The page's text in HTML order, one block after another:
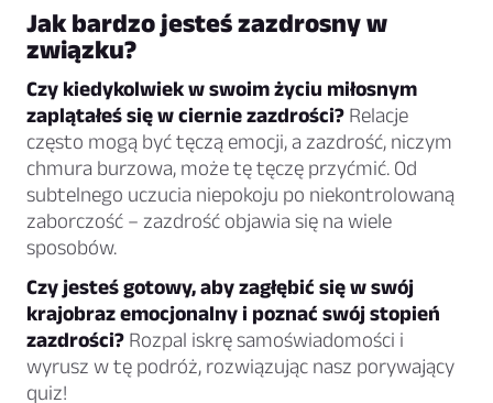
Jak bardzo jesteś zazdrosny w
związku?
Czy kiedykolwiek w swoim życiu miłosnym
zaplątałeś się w ciernie zazdrości? Relacje
często mogą być tęczą emocji, a zazdrość, niczym
chmura burzowa, może tę tęczę przyćmić. Od
subtelnego uczucia niepokoju po niekontrolowaną
zaborczość – zazdrość objawia się na wiele
sposobów.
Czy jesteś gotowy, aby zagłębić się w swój
krajobraz emocjonalny i poznać swój stopień
zazdrości? Rozpal iskrę samoświadomości i
wyrusz w tę podróż, rozwiązując nasz porywający
quiz!